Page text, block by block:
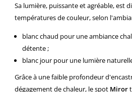
Sa lumière, puissante et agréable, est
températures de couleur, selon
blanc chaud pour une ambiance
détente ;
blanc jour pour une lumière
Grâce à une faible profondeur
dégagement de chaleur, le spot Miror